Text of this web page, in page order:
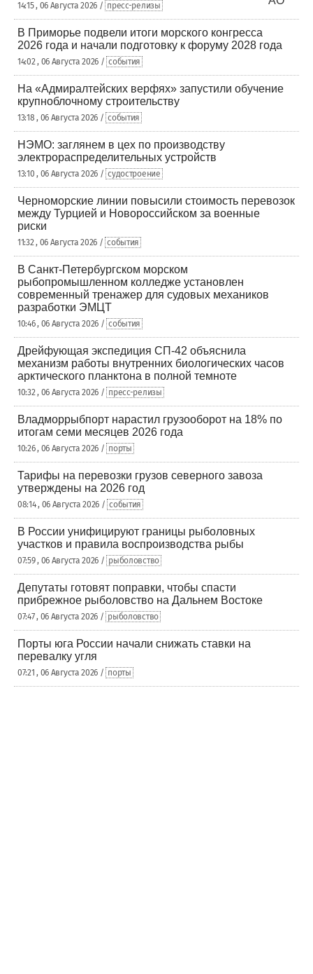
14:15 , 06 Августа 2026 / пресс-релизы
В Приморье подвели итоги морского конгресса
2026 года и начали подготовку к форуму 2028 года
14:02 , 06 Августа 2026 / события
На «Адмиралтейских верфях» запустили обучение
крупноблочному строительству
13:18 , 06 Августа 2026 / события
НЭМО: заглянем в цех по производству
электрораспределительных устройств
13:10 , 06 Августа 2026 / судостроение
Черноморские линии повысили стоимость перевозок
между Турцией и Новороссийском за военные
риски
11:32 , 06 Августа 2026 / события
В Санкт-Петербургском морском
рыбопромышленном колледже установлен
современный тренажер для судовых механиков
разработки ЭМЦТ
10:46 , 06 Августа 2026 / события
Дрейфующая экспедиция СП-42 объяснила
механизм работы внутренних биологических часов
арктического планктона в полной темноте
10:32 , 06 Августа 2026 / пресс-релизы
Владморрыбпорт нарастил грузооборот на 18% по
итогам семи месяцев 2026 года
10:26 , 06 Августа 2026 / порты
Тарифы на перевозки грузов северного завоза
утверждены на 2026 год
08:14 , 06 Августа 2026 / события
В России унифицируют границы рыболовных
участков и правила воспроизводства рыбы
07:59 , 06 Августа 2026 / рыболовство
Депутаты готовят поправки, чтобы спасти
прибрежное рыболовство на Дальнем Востоке
07:47 , 06 Августа 2026 / рыболовство
Порты юга России начали снижать ставки на
перевалку угля
07:21 , 06 Августа 2026 / порты